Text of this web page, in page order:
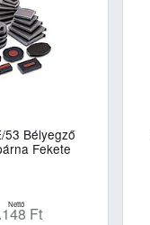
53 Bélyegző
Fekete
Nettó Ft